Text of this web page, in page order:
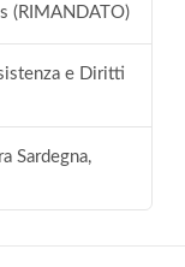
(RIMANDATO)
e Diritti
Sardegna,